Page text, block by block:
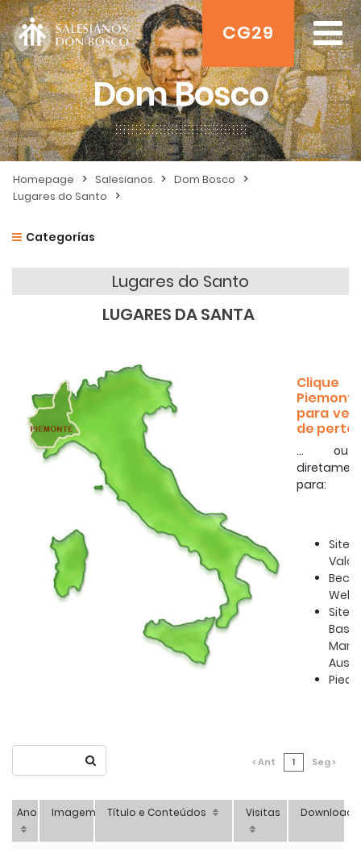
CG29
Dom Bosco
Homepage > Salesianos > Dom Bosco >
Lugares do Santo >
Categorías
Lugares do Santo
LUGARES DA SANTA
para ver
de perto
... ou
para:
Site
Site
Maria
< Ant 1 Seg >
Ano Imagem Título e Conteúdos Visitas Download